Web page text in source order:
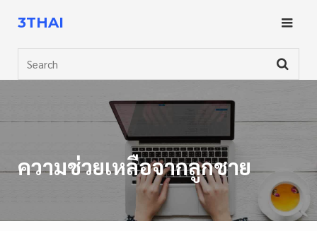
content
3THAI
ความช่วยเหลือจากลูกชาย